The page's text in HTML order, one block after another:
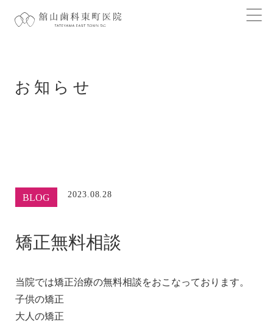
お知らせ
BLOG 2023.08.28
矯正無料相談
当院では矯正治療の無料相談をおこなっております。
子供の矯正
大人の矯正